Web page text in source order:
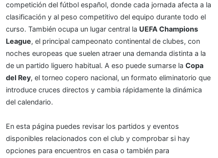
competición del fútbol español, donde cada jornada afecta a la
clasificación y al peso competitivo del equipo durante todo el
curso. También ocupa un lugar central la UEFA Champions
League, el principal campeonato continental de clubes, con
noches europeas que suelen atraer una demanda distinta a la
de un partido liguero habitual. A eso puede sumarse la Copa
del Rey, el torneo copero nacional, un formato eliminatorio que
introduce cruces directos y cambia rápidamente la dinámica
del calendario.
En esta página puedes revisar los partidos y eventos
disponibles relacionados con el club y comprobar si hay
opciones para encuentros en casa o también para